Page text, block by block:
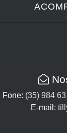
Fone: (35) 984
E-mail: